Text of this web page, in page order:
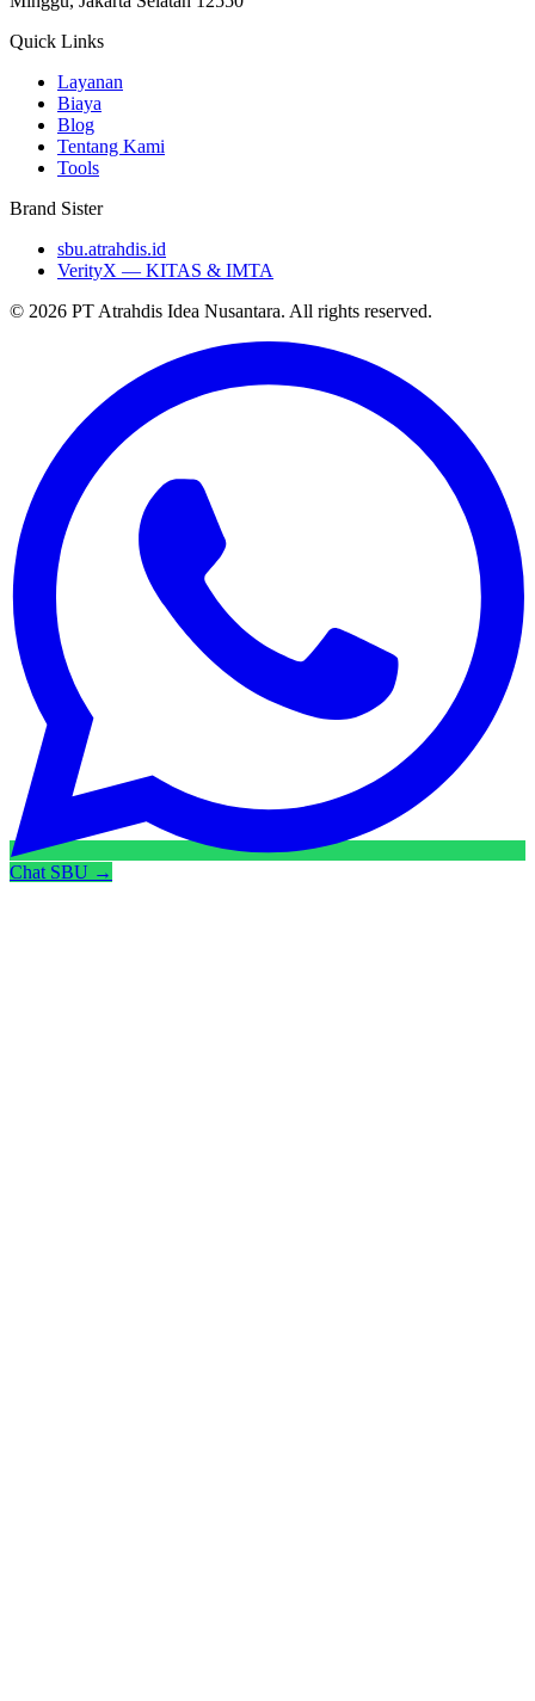
Quick Links
Layanan
Biaya
Blog
Tentang Kami
Tools
Brand Sister
sbu.atrahdis.id
VerityX — KITAS & IMTA
© 2026 PT Atrahdis Idea Nusantara. All rights reserved.
Chat SBU →